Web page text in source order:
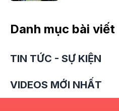
Danh mục bài viết
TIN TỨC - SỰ KIỆN
VIDEOS MỚI NHẤT